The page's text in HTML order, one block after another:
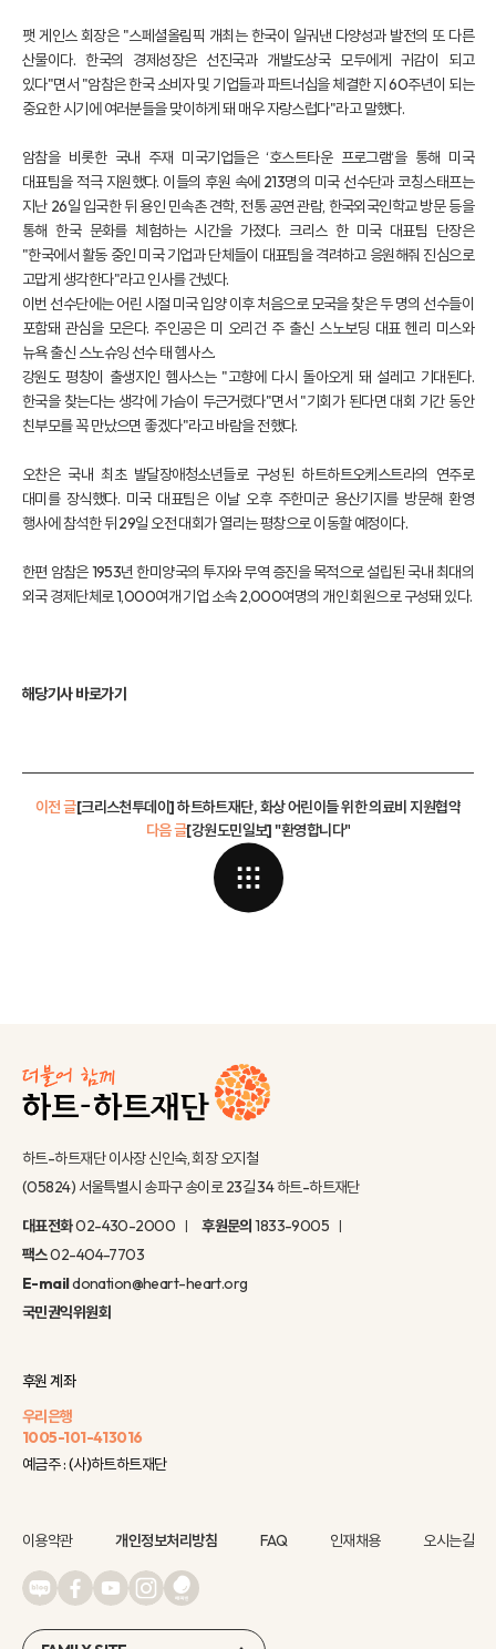
팻 게인스 회장은 "스페셜올림픽 개최는 한국이 일궈낸 다양성과 발전의 또 다른
산물이다. 한국의 경제성장은 선진국과 개발도상국 모두에게 귀감이 되고
있다"면서 "암참은 한국 소비자 및 기업들과 파트너십을 체결한 지 60주년이 되는
중요한 시기에 여러분들을 맞이하게 돼 매우 자랑스럽다"라고 말했다.
암참을 비롯한 국내 주재 미국기업들은 ‘호스트타운 프로그램‘을 통해 미국
대표팀을 적극 지원했다. 이들의 후원 속에 213명의 미국 선수단과 코칭스태프는
지난 26일 입국한 뒤 용인 민속촌 견학, 전통 공연 관람, 한국외국인학교 방문 등을
통해 한국 문화를 체험하는 시간을 가졌다. 크리스 한 미국 대표팀 단장은
"한국에서 활동 중인 미국 기업과 단체들이 대표팀을 격려하고 응원해줘 진심으로
고맙게 생각한다"라고 인사를 건넸다.
이번 선수단에는 어린 시절 미국 입양 이후 처음으로 모국을 찾은 두 명의 선수들이
포함돼 관심을 모은다. 주인공은 미 오리건 주 출신 스노보딩 대표 헨리 미스와
뉴욕 출신 스노슈잉 선수 태 헴사스.
강원도 평창이 출생지인 헴사스는 "고향에 다시 돌아오게 돼 설레고 기대된다.
한국을 찾는다는 생각에 가슴이 두근거렸다"면서 "기회가 된다면 대회 기간 동안
친부모를 꼭 만났으면 좋겠다"라고 바람을 전했다.
오찬은 국내 최초 발달장애청소년들로 구성된 하트하트오케스트라의 연주로
대미를 장식했다. 미국 대표팀은 이날 오후 주한미군 용산기지를 방문해 환영
행사에 참석한 뒤 29일 오전 대회가 열리는 평창으로 이동할 예정이다.
한편 암참은 1953년 한미양국의 투자와 무역 증진을 목적으로 설립된 국내 최대의
외국 경제단체로 1,000여개 기업 소속 2,000여명의 개인 회원으로 구성돼 있다.
해당기사 바로가기
이전 글[크리스천투데이] 하트하트재단, 화상 어린이들 위한 의료비 지원협약
[강원도민일보] "환영합니다"
다음 글
하트-하트재단 이사장 신인숙, 회장 오지철
(05824) 서울특별시 송파구 송이로 23길 34 하트-하트재단
대표전화02-430-2000 후원문의1833-9005
팩스02-404-7703
E-maildonation@heart-heart.org
국민권익위원회
후원 계좌
우리은행
1005-101-413016
예금주 : (사)하트하트재단
이용약관 개인정보처리방침 FAQ 인재채용 오시는길